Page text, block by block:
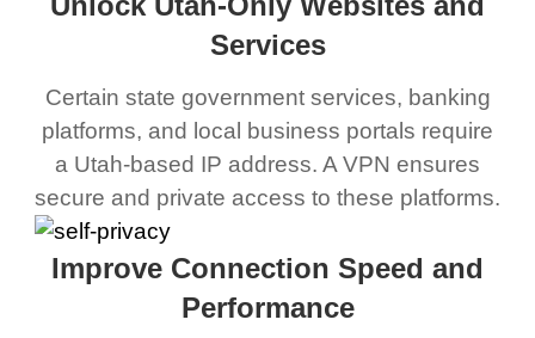
Services
Certain state government services, banking
platforms, and local business portals require
a Utah-based IP address. A VPN ensures
secure and private access to these platforms.
Improve Connection Speed and
Performance